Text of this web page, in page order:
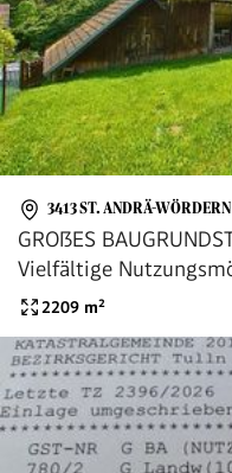
3413 ST. ANDRÄ-WÖRDERN
GROßES
Vielfältige
Unterkirchbach!
2209 m²